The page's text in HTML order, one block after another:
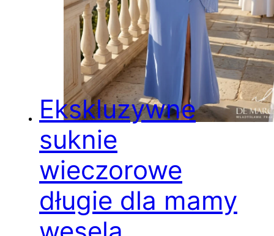
Ekskluzywne
suknie
wieczorowe
długie dla mamy